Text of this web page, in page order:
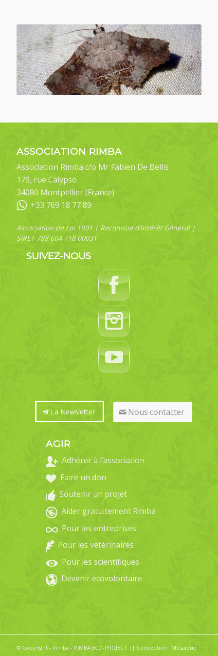
ASSOCIATION RIMBA
Association Rimba c/o Mr Fabien De Bellis
179, rue Calypso
34080 Montpellier (France)
+33 769 18 77 89
Association de Loi 1901 | Reconnue d’Intérêt Général |
SIRET 788 604 718 00031
SUIVEZ-NOUS
La Newsletter Nous contacter
AGIR
Adhérer à l’association
Faire un don
Soutenir un projet
Aider gratuitement Rimba
Pour les entreprises
Pour les vétérinaires
Pour les scientifiques
Devenir écovolontaire
© Copyright - Rimba - RIMBA ECO-PROJECT || Conception : Mosaïque